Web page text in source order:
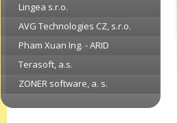
Lingea s.r.o.
AVG Technologies CZ, s.r.o.
Pham Xuan Ing. - ARID
Terasoft, a.s.
ZONER software, a. s.